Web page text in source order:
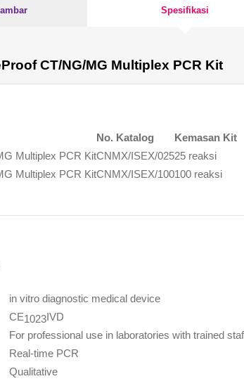
Spesifikasi
CT/NG/MG Multiplex PCR Kit
No. Katalog
Kemasan Kit
Multiplex PCR KitCNMX/ISEX/02525 reaksi
Multiplex PCR KitCNMX/ISEX/100100 reaksi
in vitrodiagnostic medical device
CE1023IVD
For professional use in laboratories with trained
Real-time PCR
Qualitative